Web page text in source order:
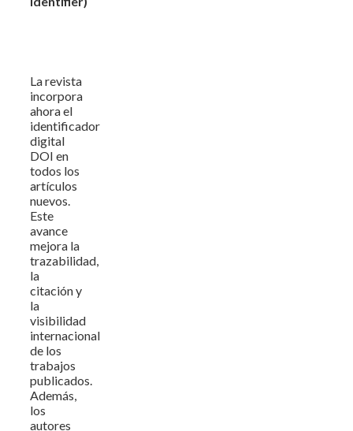
La revista
incorpora
ahora el
identificador
digital
DOI en
todos los
artículos
nuevos.
Este
avance
mejora la
trazabilidad,
la
citación y
la
visibilidad
internacional
de los
trabajos
publicados.
Además,
los
autores